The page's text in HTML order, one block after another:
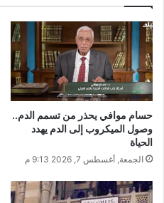
حسام موافي يحذر من تسمم الدم..
وصول الميكروب إلى الدم يهدد
الحياة
الجمعة, أغسطس 7, 2026 9:13 م